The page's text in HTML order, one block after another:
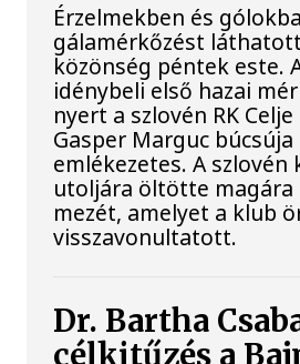
Érzelmekben és
gálamérkőzést
közönség péntek este.
idénybeli első hazai
nyert a szlovén RK
Gasper Marguc
emlékezetes. A szlovén
utoljára öltötte magára
mezét, amelyet a klub
visszavonultatott.
Dr. Bartha
célkitűzés a